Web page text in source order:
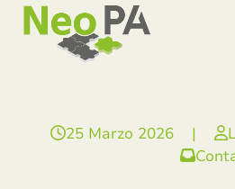
SkipOpen
mobile
menu
Close
mobile
menu
25 Marzo 2026 |